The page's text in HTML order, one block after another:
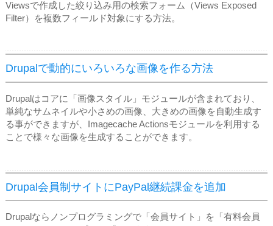
Viewsで作成した絞り込み用の検索フォーム（Views Exposed
Filter）を複数フィールド対象にする方法。
Drupalで動的にいろいろな画像を作る方法
Drupalはコアに「画像スタイル」モジュールが含まれており、
単純なサムネイルや小さめの画像、大きめの画像を自動生成す
る事ができますが、Imagecache Actionsモジュールを利用する
ことで様々な画像を生成することができます。
Drupal会員制サイトにPayPal継続課金を追加
Drupalならノンプログラミングで「会員サイト」を「有料会員